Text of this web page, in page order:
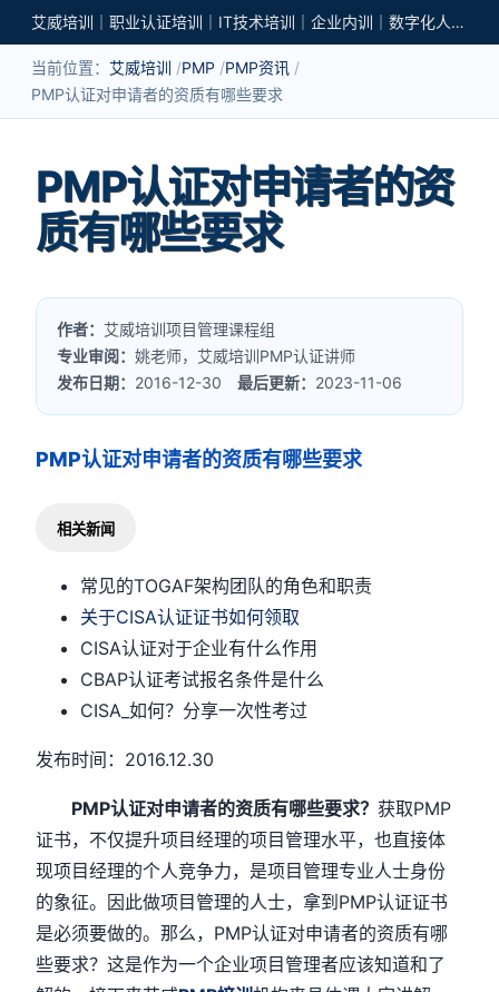
艾威培训｜职业认证培训｜IT技术培训｜企业内训｜数字化人才培养
当前位置： 艾威培训 PMP
PMP资讯
PMP认证对申请者的资质有哪些要求
PMP认证对申请者的资
质有哪些要求
作者： 艾威培训项目管理课程组
专业审阅：姚老师，艾威培训PMP认证讲师
发布日期： 2016-12-30最后更新： 2023-11-06
PMP认证对申请者的资质有哪些要求
相关新闻
常见的TOGAF架构团队的角色和职责
关于CISA认证证书如何领取
CISA认证对于企业有什么作用
CBAP认证考试报名条件是什么
CISA_如何？分享一次性考过
发布时间：2016.12.30
PMP认证对申请者的资质有哪些要求？获取PMP
证书，不仅提升项目经理的项目管理水平，也直接体
现项目经理的个人竞争力，是项目管理专业人士身份
的象征。因此做项目管理的人士，拿到PMP认证证书
是必须要做的。那么，PMP认证对申请者的资质有哪
些要求？这是作为一个企业项目管理者应该知道和了